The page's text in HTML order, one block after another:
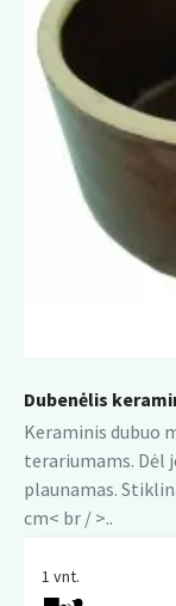
Dubenėlis
Keraminis dubuo
terariumams. Dėl
plaunamas.
cm< br / >..
1 vnt.